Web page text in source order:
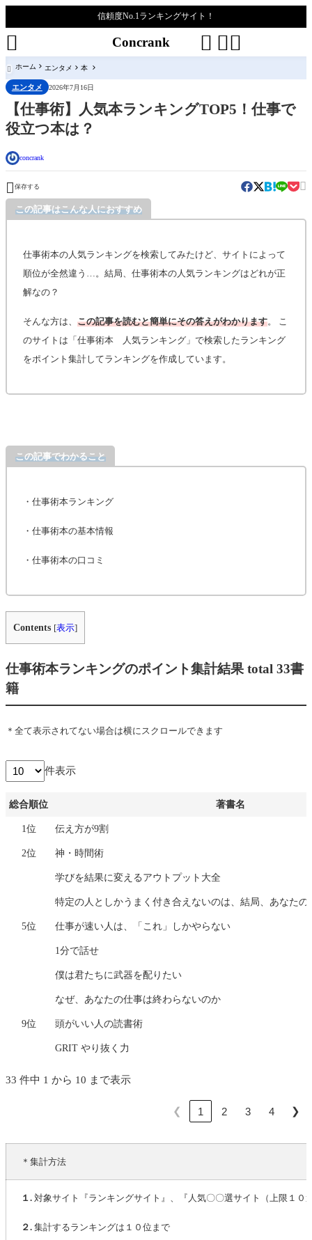
信頼度No.1ランキングサイト！
Concrank  

 ホーム エンタメ 本
エンタメ 2026年7月16日
【仕事術】人気本ランキングTOP5！仕事で
役立つ本は？
concrank
 保存する 
この記事はこんな人におすすめ
仕事術本の人気ランキングを検索してみたけど、サイトによって
順位が全然違う…。結局、仕事術本の人気ランキングはどれが正
解なの？
そんな方は、 この記事を読むと簡単にその答えがわかります。 こ
のサイトは「仕事術本 人気ランキング」で検索したランキング
をポイント集計してランキングを作成しています。
この記事でわかること
・仕事術本ランキング
・仕事術本の基本情報
・仕事術本の口コミ
Contents [表示]
仕事術本ランキングのポイント集計結果 total 33書
籍
＊全て表示されてない場合は横にスクロールできます
件表示
総合順位
著書名
総合順位
1位 伝え方が9割
2位 神・時間術
学びを結果に変えるアウトプット大全
特定の人としかうまく付き合えないのは、結局、あなた
5位 仕事が速い人は、「これ」しかやらない
1分で話せ
僕は君たちに武器を配りたい
なぜ、あなたの仕事は終わらないのか
9位 頭がいい人の読書術
GRIT やり抜く力
33 件中 1 から 10 まで表示
❮ 1 2 3 4 ❯
＊集計方法
１. 対象サイト『ランキングサイト』、『人気〇〇選サイト（上限１０
２. 集計するランキングは１０位まで